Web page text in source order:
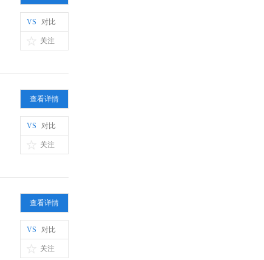
VS 对比
关注
查看详情
VS 对比
关注
查看详情
VS 对比
关注